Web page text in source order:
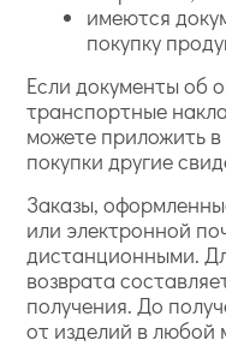
имеются
покупку
Если документы об
транспортные
можете приложить в
покупки другие
Заказы,
или электронной
дистанционными.
возврата
получения. До
от изделий в любой